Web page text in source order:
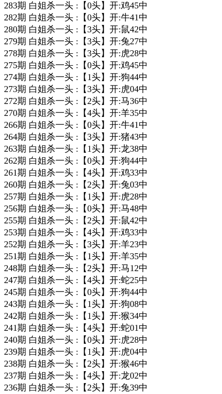
283期 白姐杀一头 :【0头】开:鸡45中
282期 白姐杀一头 :【0头】开:牛41中
280期 白姐杀一头 :【3头】开:鼠42中
279期 白姐杀一头 :【3头】开:兔27中
278期 白姐杀一头 :【3头】开:虎28中
275期 白姐杀一头 :【0头】开:鸡45中
274期 白姐杀一头 :【1头】开:狗44中
273期 白姐杀一头 :【3头】开:虎04中
272期 白姐杀一头 :【2头】开:马36中
270期 白姐杀一头 :【4头】开:羊35中
266期 白姐杀一头 :【0头】开:牛41中
264期 白姐杀一头 :【3头】开:猪43中
263期 白姐杀一头 :【1头】开:龙38中
262期 白姐杀一头 :【0头】开:狗44中
261期 白姐杀一头 :【4头】开:鸡33中
260期 白姐杀一头 :【2头】开:兔03中
257期 白姐杀一头 :【1头】开:虎28中
256期 白姐杀一头 :【0头】开:马48中
255期 白姐杀一头 :【2头】开:鼠42中
253期 白姐杀一头 :【4头】开:鸡33中
252期 白姐杀一头 :【3头】开:羊23中
251期 白姐杀一头 :【1头】开:羊35中
248期 白姐杀一头 :【2头】开:马12中
247期 白姐杀一头 :【4头】开:蛇25中
245期 白姐杀一头 :【0头】开:狗44中
243期 白姐杀一头 :【1头】开:狗08中
242期 白姐杀一头 :【1头】开:猴34中
241期 白姐杀一头 :【4头】开:蛇01中
240期 白姐杀一头 :【0头】开:虎28中
239期 白姐杀一头 :【1头】开:虎04中
238期 白姐杀一头 :【2头】开:猴46中
237期 白姐杀一头 :【4头】开:龙02中
236期 白姐杀一头 :【2头】开:兔39中